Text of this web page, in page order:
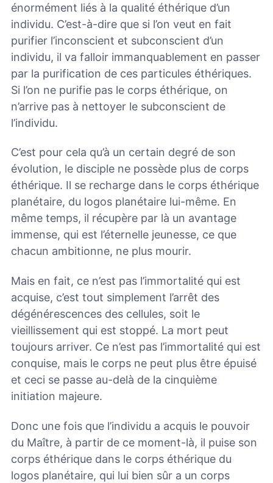
énormément liés à la qualité éthérique d’un
individu. C’est-à-dire que si l’on veut en fait
purifier l’inconscient et subconscient d’un
individu, il va falloir immanquablement en passer
par la purification de ces particules éthériques.
Si l’on ne purifie pas le corps éthérique, on
n’arrive pas à nettoyer le subconscient de
l’individu.
C’est pour cela qu’à un certain degré de son
évolution, le disciple ne possède plus de corps
éthérique. Il se recharge dans le corps éthérique
planétaire, du logos planétaire lui-même. En
même temps, il récupère par là un avantage
immense, qui est l’éternelle jeunesse, ce que
chacun ambitionne, ne plus mourir.
Mais en fait, ce n’est pas l’immortalité qui est
acquise, c’est tout simplement l’arrêt des
dégénérescences des cellules, soit le
vieillissement qui est stoppé. La mort peut
toujours arriver. Ce n’est pas l’immortalité qui est
conquise, mais le corps ne peut plus être épuisé
et ceci se passe au-delà de la cinquième
initiation majeure.
Donc une fois que l’individu a acquis le pouvoir
du Maître, à partir de ce moment-là, il puise son
corps éthérique dans le corps éthérique du
logos planétaire, qui lui bien sûr a un corps